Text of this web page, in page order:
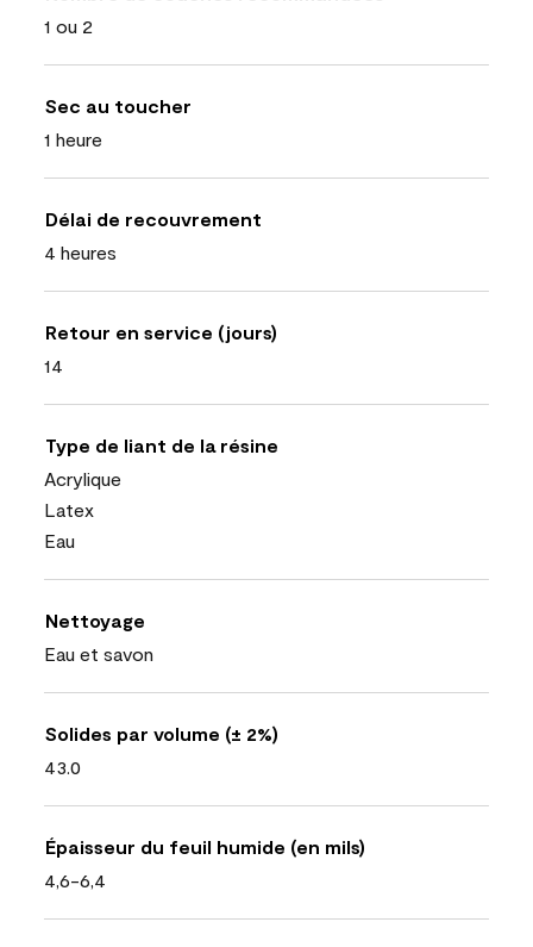
1 ou 2
Sec au toucher
1 heure
Délai de recouvrement
4 heures
Retour en service (jours)
14
Type de liant de la résine
Acrylique
Latex
Eau
Nettoyage
Eau et savon
Solides par volume (± 2%)
43.0
Épaisseur du feuil humide (en mils)
4,6-6,4